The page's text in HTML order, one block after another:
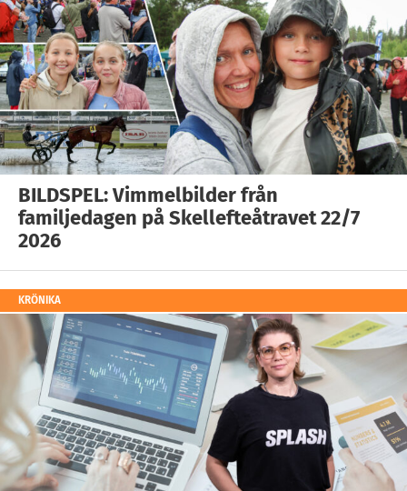
BILDSPEL: Vimmelbilder från
familjedagen på Skellefteåtravet 22/7
2026
KRÖNIKA